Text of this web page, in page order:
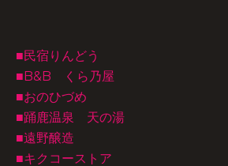
■民宿りんどう
■B&B くら乃屋
■おのひづめ
■踊鹿温泉 天の湯
■遠野醸造
■キクコーストア